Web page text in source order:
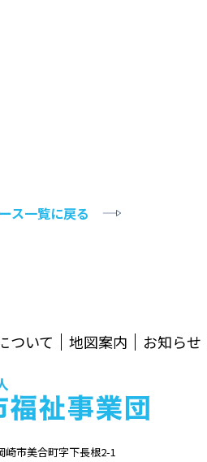
ス一覧に戻る
ついて 地図案内 お知らせ
崎市美合町字下長根2-1